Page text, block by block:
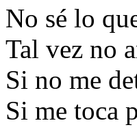
No sé lo
Tal vez no
Si no me
Si me toca